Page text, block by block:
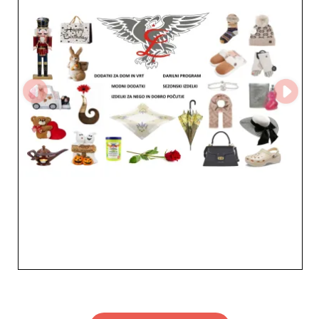
fiável e capacidade de adaptação rápida às tendências
do mercado. Graças ao seu profissionalismo e ao
compromisso com a satisfação dos parceiros, a CARUS
LAPIS d.o.o. afirma-se como um aliado de eleição para
lojas e revendedores que pretendem oferecer acessórios
de moda de alta qualidade. Ao escolher a CARUS LAPIS
d.o.o., aposta num parceiro sério e experiente, capaz de
acompanhar o seu crescimento valorizando a sua oferta
comercial.